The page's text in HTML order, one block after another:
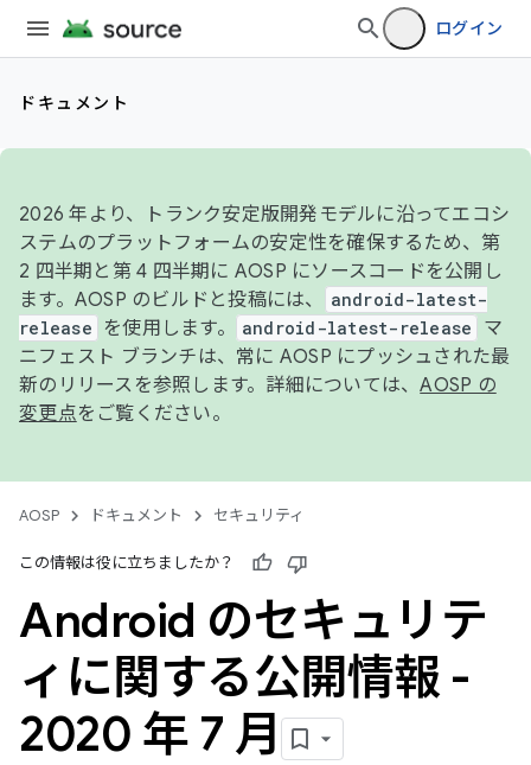
ログイン
ドキュメント
2026 年より、トランク安定版開発モデルに沿ってエコシ
ステムのプラットフォームの安定性を確保するため、第
2 四半期と第 4 四半期に AOSP にソースコードを公開し
ます。AOSP のビルドと投稿には、
android-latest-
release
を使用します。 android-latest-release
マ
ニフェスト ブランチは、常に AOSP にプッシュされた最
新のリリースを参照します。詳細については、AOSP の
変更点をご覧ください。
AOSP ドキュメント セキュリティ
この情報は役に立ちましたか？
Android のセキュリテ
ィに関する公開情報 -
2020 年 7 月